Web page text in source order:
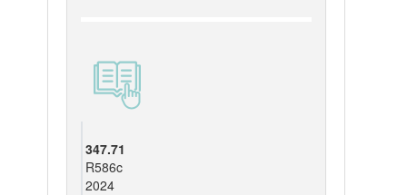
347.71
R586c
2024